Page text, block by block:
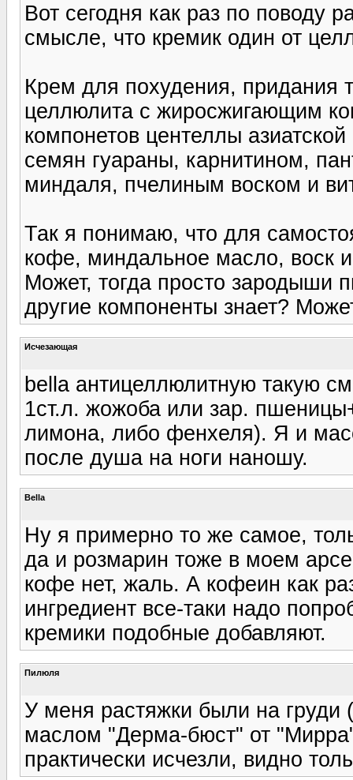
Вот сегодня как раз по поводу
смысле, что кремик один от
Крем для похудения, придания
целлюлита с жиросжигающим
компонетов центеллы
семян гуараны, карнитином,
миндаля, пчелиным воском и
Так я понимаю, что для
кофе, миндальное масло, воск
Может, тогда просто зародыши
другие компоненты знает?
Исчезающая
bella антицеллюлитную такую
1ст.л. жожоба или зар.
лимона, либо фенхеля). Я и
после душа на ноги наношу.
Bella
Ну я примерно то же самое,
да и розмарин тоже в моем
кофе нет, жаль. А кофеин как
ингредиент все-таки надо
кремики подобные добавляют.
Пилюля
У меня растяжки были на груди
маслом "Дерма-бюст" от
практически исчезли, видно